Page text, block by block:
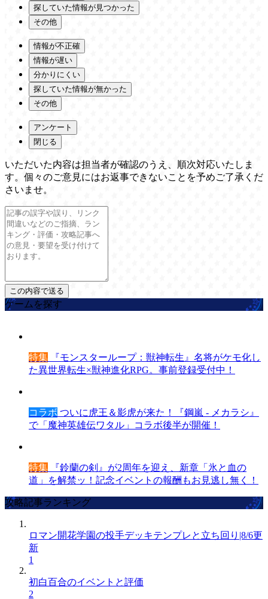
探していた情報が見つかった
その他
情報が不正確
情報が遅い
分かりにくい
探していた情報が無かった
その他
アンケート
閉じる
いただいた内容は担当者が確認のうえ、順次対応いたしま
す。個々のご意見にはお返事できないことを予めご了承くだ
さいませ。
ゲームを探す
特集 『モンスターループ：獣神転生』名将がケモ化し
た異世界転生×獣神進化RPG。事前登録受付中！
コラボ ついに虎王＆影虎が来た！『鋼嵐 - メカラシ』
で「魔神英雄伝ワタル」コラボ後半が開催！
特集 『鈴蘭の剣』が2周年を迎え、新章「氷と血の
道」を解禁ッ！記念イベントの報酬もお見逃し無く！
攻略記事ランキング
ロマン開花学園の投手デッキテンプレと立ち回り|8/6更
新
1
初白百合のイベントと評価
2